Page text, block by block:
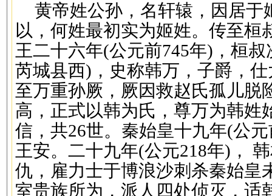
黄帝姓公孙，名轩辕，因居于
以，何姓最初实为姬姓。传至桓
王二十六年(公元前745年)，桓
芮城县西)，史称韩万，子爵，
至万重孙厥，厥因救赵氏孤儿脱
高，正式以韩为氏，尊万为韩姓
信，共26世。秦始皇十九年(公
王安。二十九年(公元218年)，
仇，雇力士于博浪沙刺杀秦始皇
室贵族所为，派人四处侦灭，适